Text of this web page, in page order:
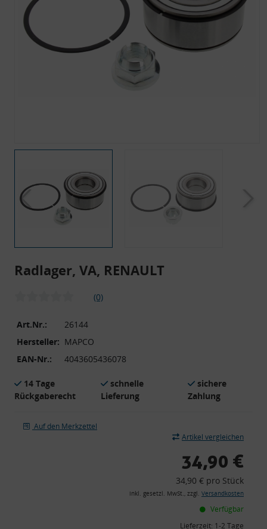
Radlager, VA, RENAULT
(0)
Art.Nr.:
26144
Hersteller: MAPCO
EAN-Nr.:
4043605436078
14 Tage
Rückgaberecht
schnelle
Lieferung
sichere
Zahlung
Auf den Merkzettel
Artikel vergleichen
34,90 €
34,90 € pro Stück
inkl. gesetzl. MwSt., zzgl. Versandkosten
Verfügbar
Lieferzeit: 1-2 Tage